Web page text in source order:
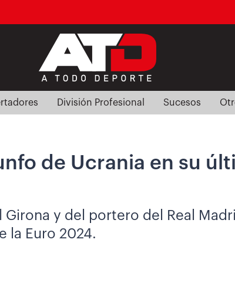
División Profesional Sucesos
de Ucrania en su
y del portero del Real
la Euro 2024.